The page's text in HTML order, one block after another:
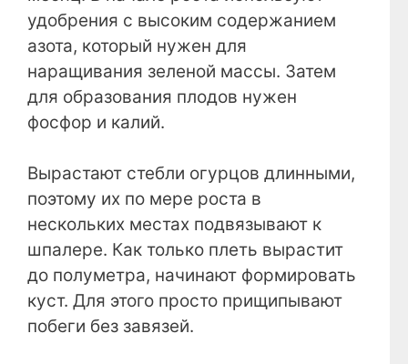
удобрения с высоким содержанием
азота, который нужен для
наращивания зеленой массы. Затем
для образования плодов нужен
фосфор и калий.
Вырастают стебли огурцов длинными,
поэтому их по мере роста в
нескольких местах подвязывают к
шпалере. Как только плеть вырастит
до полуметра, начинают формировать
куст. Для этого просто прищипывают
побеги без завязей.